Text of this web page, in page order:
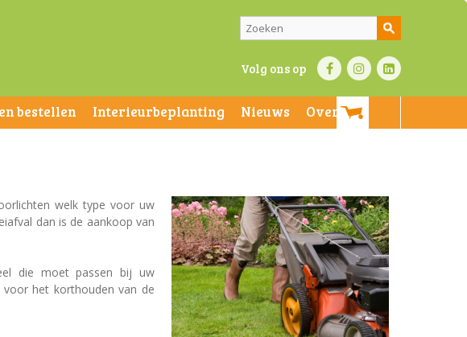
Volg ons op
bestellen Interieurbeplanting Nieuws
Over ons
welk type voor uw
dan is de aankoop van
die moet passen bij uw
het korthouden van de